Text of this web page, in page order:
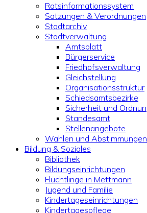
Ratsinformationssystem
Satzungen & Verordnungen
Stadtarchiv
Stadtverwaltung
Amtsblatt
Bürgerservice
Friedhofsverwaltung
Gleichstellung
Organisationsstruktur
Schiedsamtsbezirke
Sicherheit und
Standesamt
Stellenangebote
Wahlen und Abstimmungen
Bildung & Soziales
Bibliothek
Bildungseinrichtungen
Flüchtlinge in Mettmann
Jugend und Familie
Kindertageseinrichtungen
Kindertagespflege